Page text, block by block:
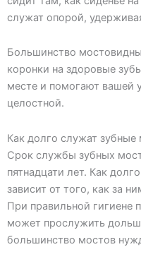
служат опорой,
Большинство
коронки на здоровые
месте и помогают вашей
целостной.
Как долго служат зубные
Срок службы зубных
пятнадцати лет. Как
зависит от того, как за
При правильной гигиене
может прослужить
большинство мостов